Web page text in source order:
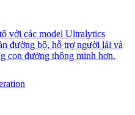
với các model Ultralytics
đường bộ, hỗ trợ người lái và
con đường thông minh hơn.